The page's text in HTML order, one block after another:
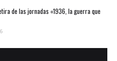
de las jornadas «1936, la guerra que